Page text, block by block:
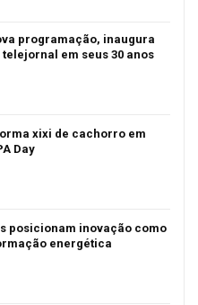
programação, inaugura
em seus 30 anos
xixi de cachorro em
Day
posicionam inovação como
energética